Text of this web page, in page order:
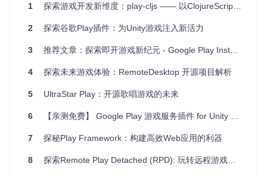
件处理。
动态艺术项目，利用动画和颜色变化来展示视觉效果。
项目特点
易于入门：不需要深厚的编程背景，甚至没有Python经验
可视化编程：类似于Scratch的编程体验，通过简单的指令
实时交互：通过repl.it在线平台，可以即时查看代码改变的
丰富的功能 ：涵盖了图像、文本、动画、鼠标和键盘事件
以及简单的物理模拟等多种游戏开发所需的功能。
1 探索游戏开发新维度：play-cljs —— 以ClojureScript驱动的p5.js库
2 探索谷歌Play插件：为Unity游戏注入新活力
3 推荐文章：探索即开游戏新纪元 - Google Play Instant Plugin for Unity
4 探索未来游戏体验：RemoteDesktop 开源项目解析
5 UltraStar Play：开源歌唱游戏的未来
6 【亲测免费】 Google Play 游戏服务插件 for Unity 教程
7 探秘Play Framework：构建高效Web应用的利器
8 探索Remote Play Detached (RPD): 玩转远程游戏的新境界！